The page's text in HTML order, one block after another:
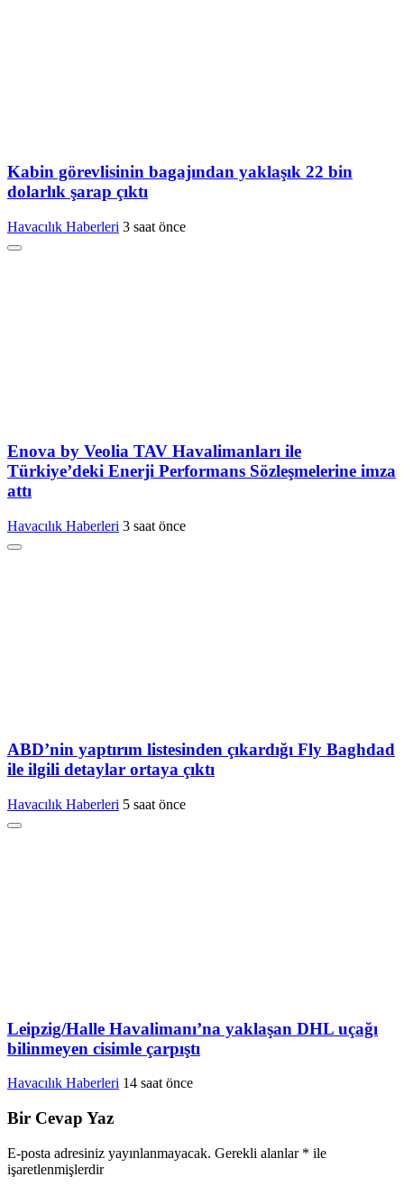
Kabin görevlisinin bagajından yaklaşık 22 bin
dolarlık şarap çıktı
Havacılık Haberleri 3 saat önce
Enova by Veolia TAV Havalimanları ile
Türkiye’deki Enerji Performans Sözleşmelerine imza
attı
Havacılık Haberleri 3 saat önce
ABD’nin yaptırım listesinden çıkardığı Fly Baghdad
ile ilgili detaylar ortaya çıktı
Havacılık Haberleri 5 saat önce
Leipzig/Halle Havalimanı’na yaklaşan DHL uçağı
bilinmeyen cisimle çarpıştı
Havacılık Haberleri 14 saat önce
Bir Cevap Yaz
E-posta adresiniz yayınlanmayacak. Gerekli alanlar * ile
işaretlenmişlerdir